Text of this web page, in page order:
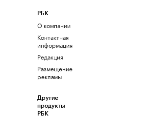
РБК
О компании
Контактная
информация
Редакция
Размещение
рекламы
Другие
продукты
РБК